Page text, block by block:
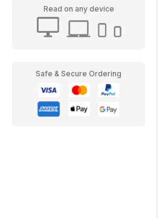
Read on any device
Safe & Secure Ordering